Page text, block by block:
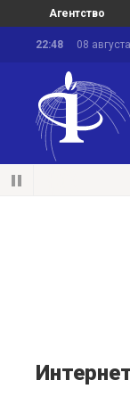
Агентство
22:48 08